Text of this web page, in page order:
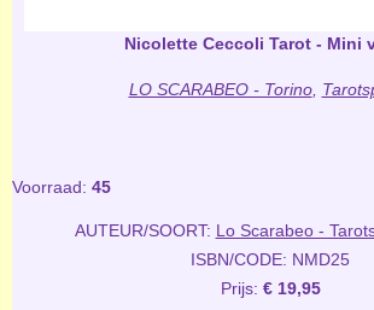
Nicolette Ceccoli Tarot - Mini
LO SCARABEO - Torino,
Voorraad: 45
AUTEUR/SOORT: Lo Scarabeo -
ISBN/CODE: NMD25
Prijs: € 19,95